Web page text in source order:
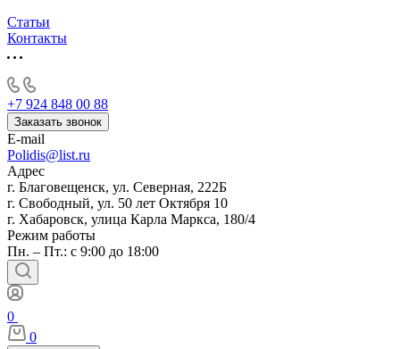
Статьи
Контакты
+7 924 848 00 88
Заказать звонок
E-mail
Polidis@list.ru
Адрес
г. Благовещенск, ул. Северная, 222Б
г. Свободный, ул. 50 лет Октября 10
г. Хабаровск, улица Карла Маркса, 180/4
Режим работы
Пн. – Пт.: с 9:00 до 18:00
0
0